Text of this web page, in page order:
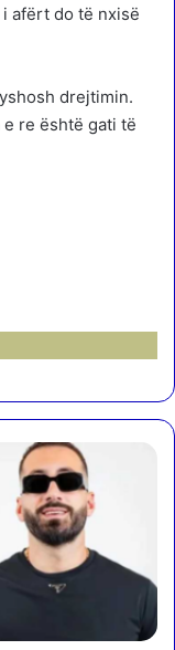
afërt do të nxisë
drejtimin.
re është gati të